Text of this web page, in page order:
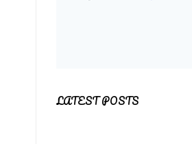
LATEST POSTS